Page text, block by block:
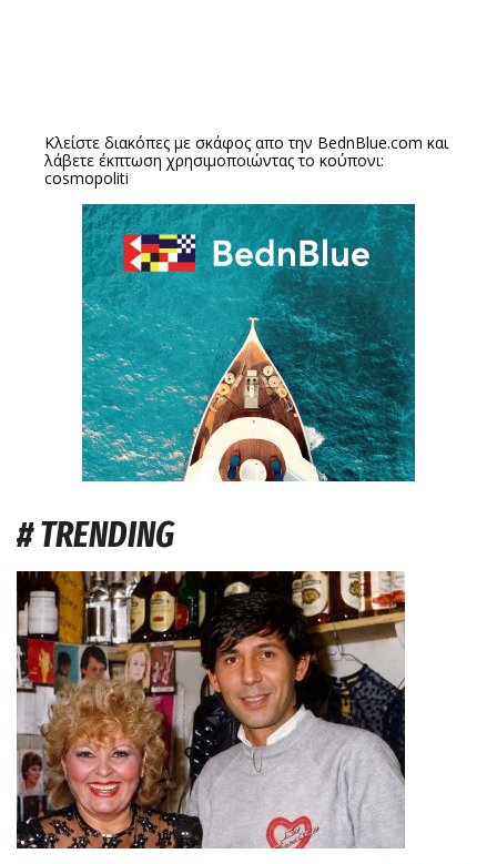
Κλείστε διακόπες με σκάφος απο την BednBlue.com και
λάβετε έκπτωση χρησιμοποιώντας το κούπονι:
cosmopoliti
# TRENDING